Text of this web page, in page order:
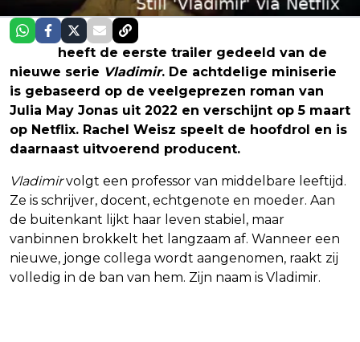
heeft de eerste trailer gedeeld van de
nieuwe serie Vladimir. De achtdelige miniserie
is gebaseerd op de veelgeprezen roman van
Julia May Jonas uit 2022 en verschijnt op 5 maart
op Netflix. Rachel Weisz speelt de hoofdrol en is
daarnaast uitvoerend producent.
Vladimirvolgt een professor van middelbare leeftijd.
Ze is schrijver, docent, echtgenote en moeder. Aan
de buitenkant lijkt haar leven stabiel, maar
vanbinnen brokkelt het langzaam af. Wanneer een
nieuwe, jonge collega wordt aangenomen, raakt zij
volledig in de ban van hem. Zijn naam is Vladimir.